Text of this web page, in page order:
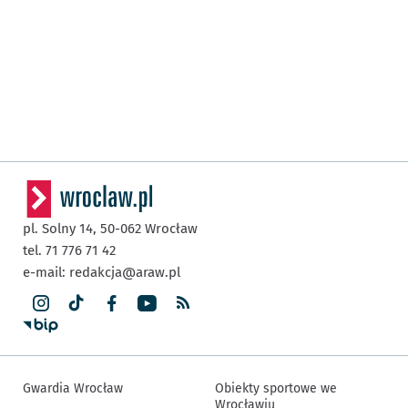
pl. Solny 14, 50-062 Wrocław
tel. 71 776 71 42
e-mail: redakcja@araw.pl
Gwardia Wrocław
Obiekty sportowe we
Wrocławiu